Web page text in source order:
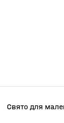
Свято для